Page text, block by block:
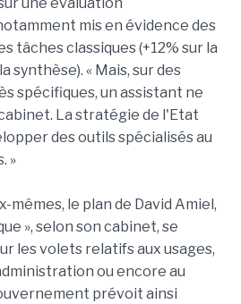
une évaluation
mis en évidence des
tâches classiques (+12% sur la
synthèse). « Mais, sur des
spécifiques, un assistant ne
La stratégie de l'Etat
des outils spécialisés au
»
mêmes, le plan de David Amiel,
», selon son cabinet, se
les volets relatifs aux usages,
ou encore au
prévoit ainsi